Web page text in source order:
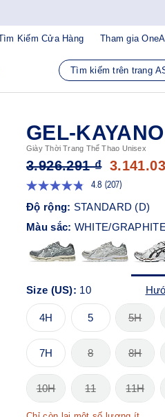
Kiếm Cửa Hàng Tham gia
GEL-
Giày Thời Trang Thể Thao Unisex
3.926.291 ₫
4.8 Đọc
207
đánh
giá.
Liên
kết
trang
(207)
Độ rộng: STANDARD (D)
Màu sắc: WHITE/
Size (US): 10
4H 5 5H
7H 8 8H
10H 11 11H